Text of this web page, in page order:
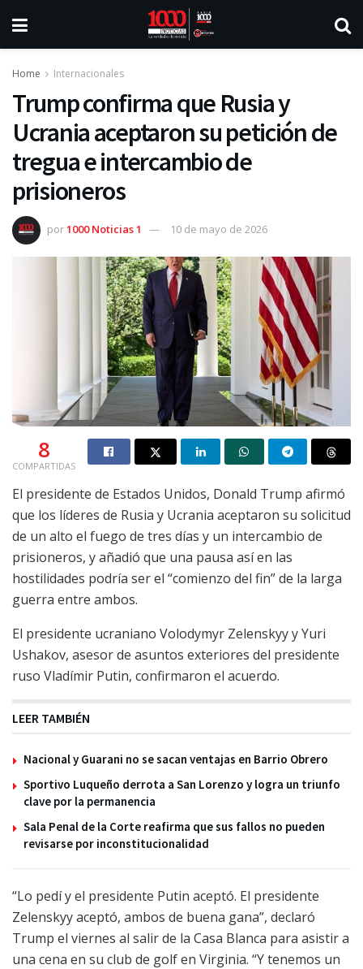
Home Internacionales
Trump confirma que Rusia y
Ucrania aceptaron su petición de
tregua e intercambio de
prisioneros
por1000 Noticias 1 10 de mayo de 2026
8
COMPARTIDAS
El presidente de Estados Unidos, Donald Trump afirmó
que los líderes de Rusia y Ucrania aceptaron su solicitud
de un alto el fuego de tres días y un intercambio de
prisioneros, y añadió que una pausa así en las
hostilidades podría ser el “comienzo del fin” de la larga
guerra entre ambos.
El presidente ucraniano Volodymyr Zelenskyy y Yuri
Ushakov, asesor de asuntos exteriores del presidente
ruso Vladímir Putin, confirmaron el acuerdo.
LEER TAMBIÉN
Nacional y Guarani no se sacan ventajas en Barrio Obrero
Sportivo Luqueño derrota a San Lorenzo y logra un triunfo
clave por la permanencia
Sala Penal de la Corte reafirma que sus fallos no pueden
revisarse por inconstitucionalidad
“Lo pedí y el presidente Putin aceptó. El presidente
Zelenskyy aceptó, ambos de buena gana”, declaró
Trump el viernes al salir de la Casa Blanca para asistir a
una cena en su club de golf en Virginia. “Y tenemos un